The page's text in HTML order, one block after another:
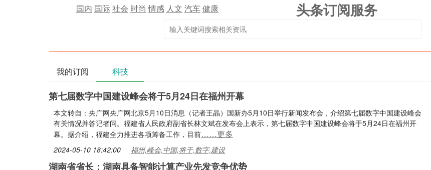
国内 国际社会 时尚 情感 人文 汽车健康 头条订阅服务
我的订阅 科技
第七届数字中国建设峰会将于5月24日在福州开幕
本文转自：央广网央广网北京5月10日消息（记者王晶）国新办5月10日举行新闻发布会，介绍第七届数字中国建设峰会
有关情况并答记者问。福建省人民政府副省长林文斌在发布会上表示，第七届数字中国建设峰会将于5月24日在福州开
幕。据介绍，福建全力推进各项筹备工作，目前……更多
2024-05-10 18:42:00 福州,峰会,中国,将于,数字,建设
湖南省省长：湖南具备智能计算产业先发竞争优势